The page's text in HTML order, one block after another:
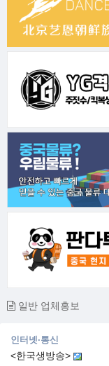
일반 업체홍보
인터넷·통신
<한국생방송>